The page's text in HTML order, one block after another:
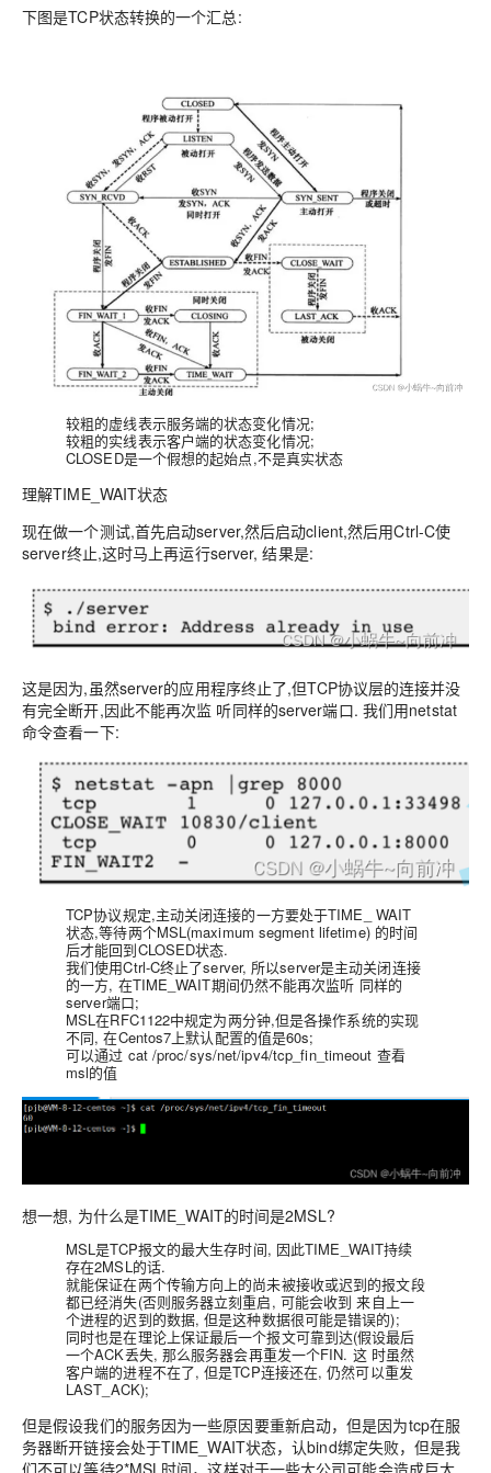
下图是TCP状态转换的一个汇总:
较粗的虚线表示服务端的状态变化情况;
较粗的实线表示客户端的状态变化情况;
CLOSED是一个假想的起始点,不是真实状态
理解TIME_WAIT状态
现在做一个测试,首先启动server,然后启动client,然后用Ctrl-C使
server终止,这时马上再运行server, 结果是:
这是因为,虽然server的应用程序终止了,但TCP协议层的连接并没
有完全断开,因此不能再次监 听同样的server端口. 我们用netstat
命令查看一下:
TCP协议规定,主动关闭连接的一方要处于TIME_ WAIT
状态,等待两个MSL(maximum segment lifetime) 的时间
后才能回到CLOSED状态.
我们使用Ctrl-C终止了server, 所以server是主动关闭连接
的一方, 在TIME_WAIT期间仍然不能再次监听 同样的
server端口;
MSL在RFC1122中规定为两分钟,但是各操作系统的实现
不同, 在Centos7上默认配置的值是60s;
可以通过 cat /proc/sys/net/ipv4/tcp_fin_timeout 查看
msl的值
想一想, 为什么是TIME_WAIT的时间是2MSL?
MSL是TCP报文的最大生存时间, 因此TIME_WAIT持续
存在2MSL的话.
就能保证在两个传输方向上的尚未被接收或迟到的报文段
都已经消失(否则服务器立刻重启, 可能会收到 来自上一
个进程的迟到的数据, 但是这种数据很可能是错误的);
同时也是在理论上保证最后一个报文可靠到达(假设最后
一个ACK丢失, 那么服务器会再重发一个FIN. 这 时虽然
客户端的进程不在了, 但是TCP连接还在, 仍然可以重发
LAST_ACK);
但是假设我们的服务因为一些原因要重新启动，但是因为tcp在服
务器断开链接会处于TIME_WAIT状态，认bind绑定失败，但是我
们不可以等待2*MSL时间，这样对于一些大公司可能会造成巨大